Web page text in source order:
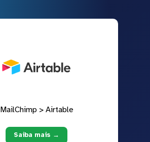
MailChimp > Airtable
Saiba mais →